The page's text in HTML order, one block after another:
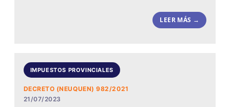
LEER MÁS →
IMPUESTOS PROVINCIALES
DECRETO (NEUQUEN) 982/2021
21/07/2023